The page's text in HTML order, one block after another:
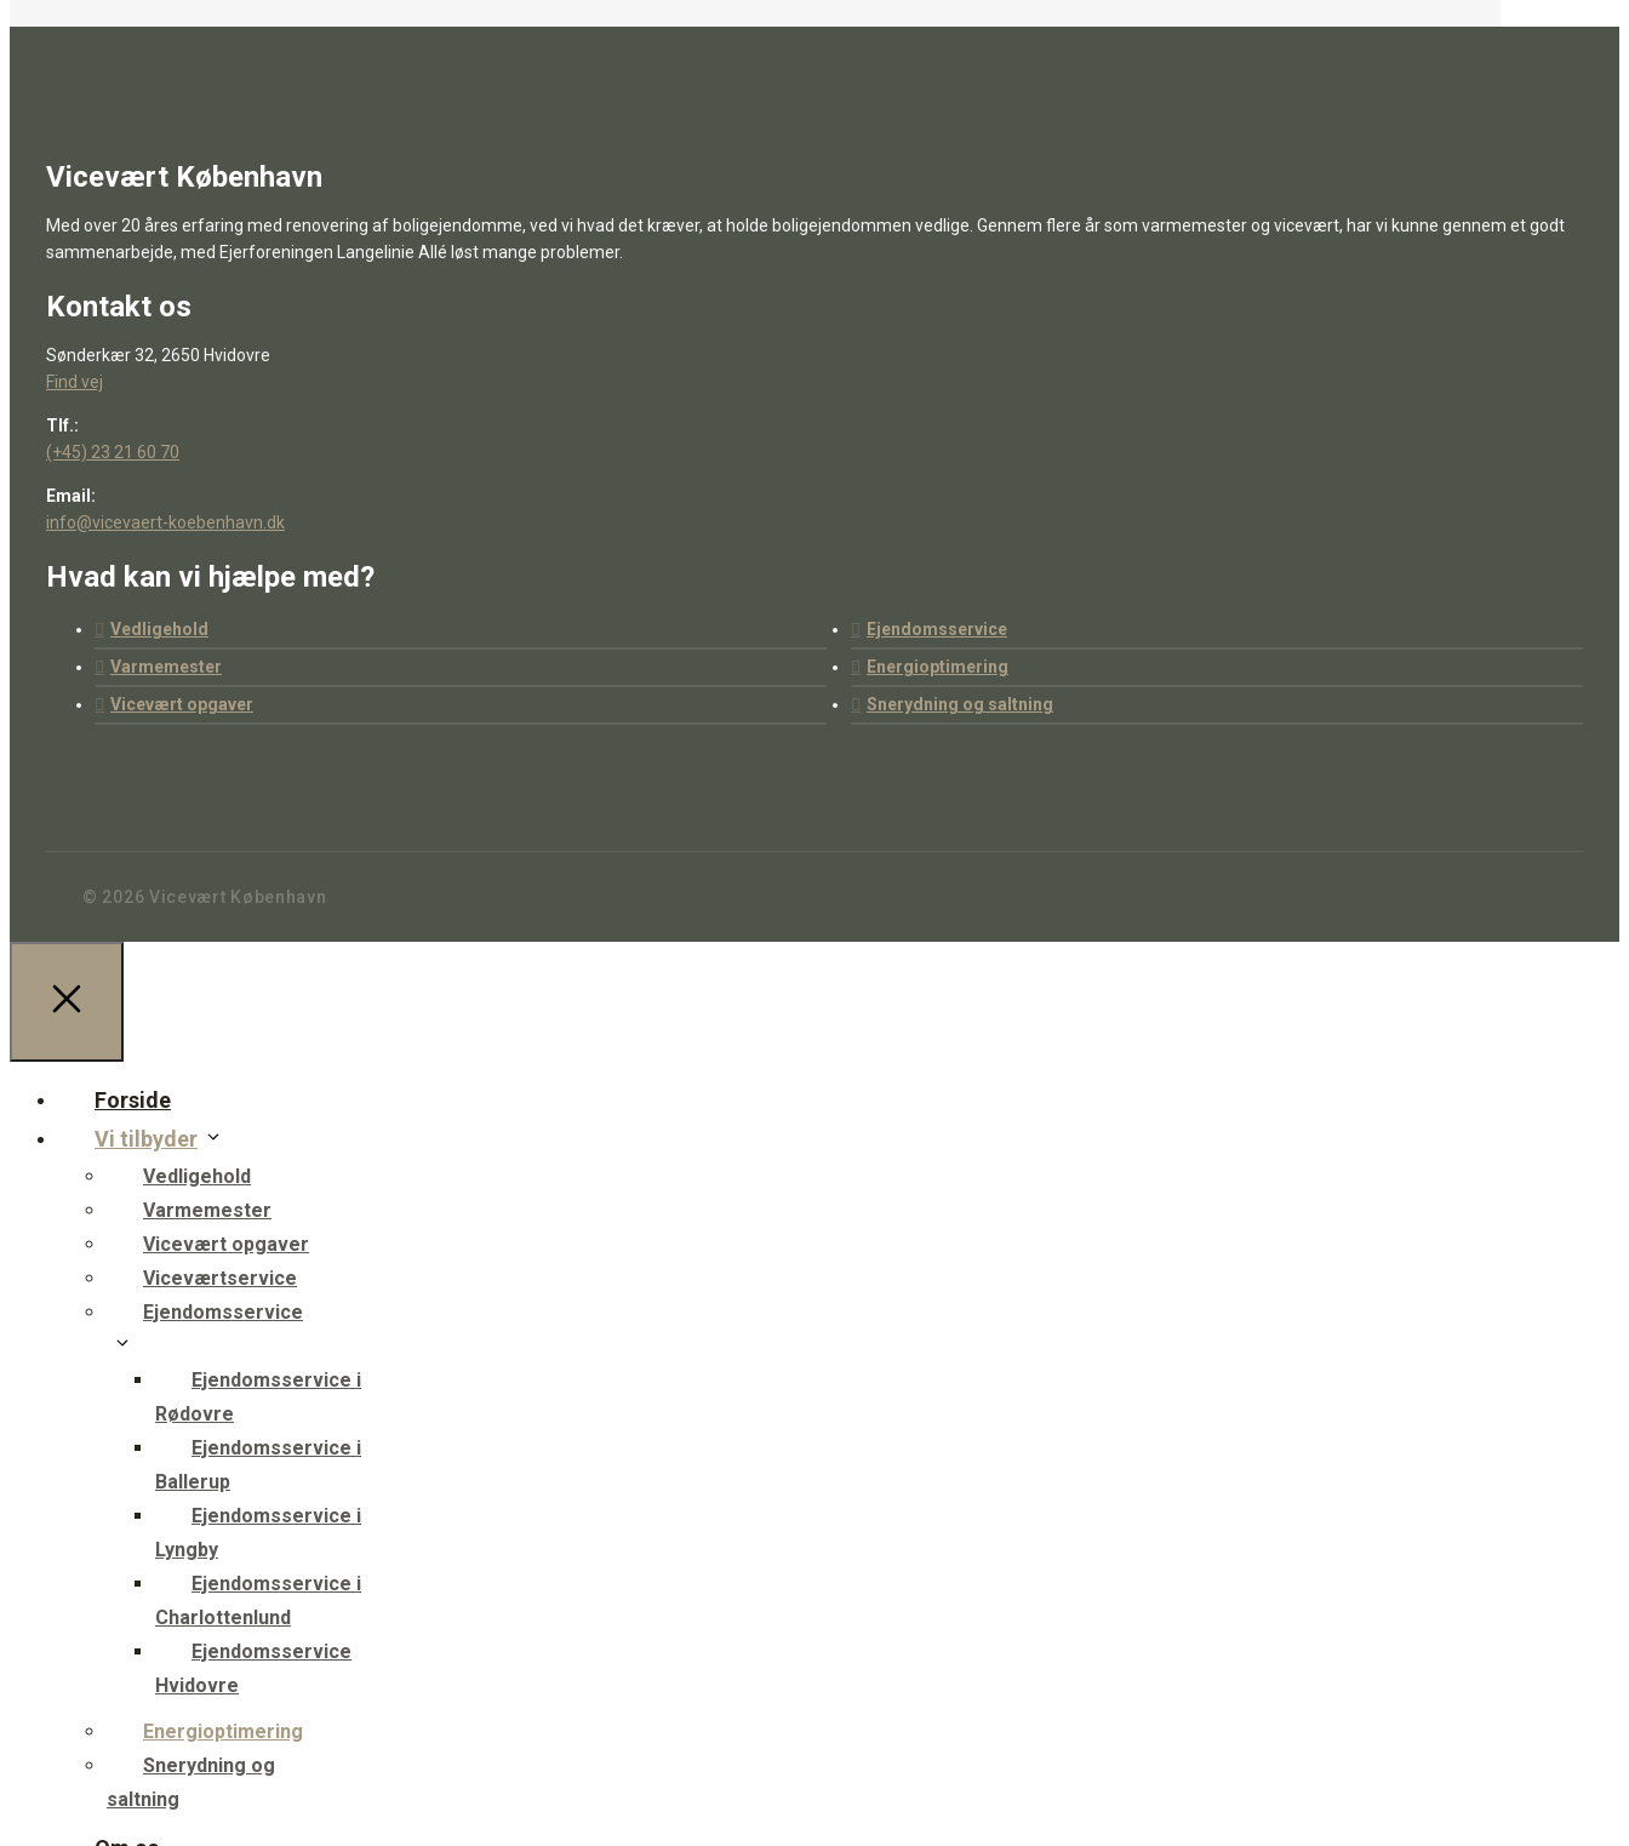
Vicevært København
Med over 20 åres erfaring med renovering af boligejendomme, ved vi hvad det kræver, at holde boligejendommen vedlige. Gennem flere år som varmemester og vicevært, har vi kunne gennem et godt
sammenarbejde, med Ejerforeningen Langelinie Allé løst mange problemer.
Kontakt os
Sønderkær 32, 2650 Hvidovre
Find vej
Tlf.:
(+45) 23 21 60 70
Email:
info@vicevaert-koebenhavn.dk
Hvad kan vi hjælpe med?
Vedligehold
Varmemester
Vicevært opgaver
Ejendomsservice
Energioptimering
Snerydning og saltning
© 2026 Vicevært København
Forside
Vi tilbyder
Vedligehold
Varmemester
Vicevært opgaver
Viceværtservice
Ejendomsservice
Ejendomsservice i
Rødovre
Ejendomsservice i
Ballerup
Ejendomsservice i
Lyngby
Ejendomsservice i
Charlottenlund
Ejendomsservice
Hvidovre
Energioptimering
Snerydning og
saltning